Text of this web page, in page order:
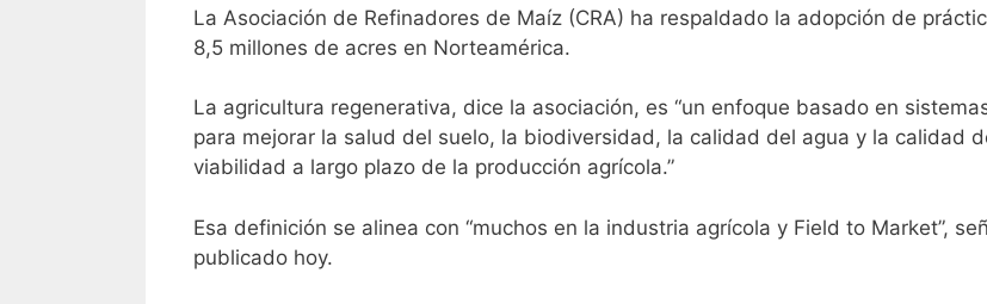
La Asociación de Refinadores de Maíz (CRA) ha respaldado la adopción de
8,5 millones de acres en Norteamérica.
La agricultura regenerativa, dice la asociación, es “un enfoque basado en
para mejorar la salud del suelo, la biodiversidad, la calidad del agua y la calidad
viabilidad a largo plazo de la producción agrícola.”
Esa definición se alinea con “muchos en la industria agrícola y Field to Market”,
publicado hoy.